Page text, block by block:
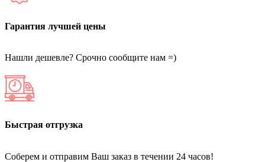
Гарантия лучшей цены
Нашли дешевле? Срочно сообщите нам =)
Быстрая отгрузка
Соберем и отправим Ваш заказ в течении 24 часов!